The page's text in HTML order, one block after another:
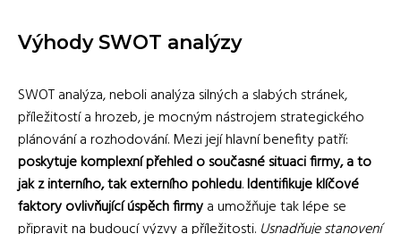
Výhody SWOT analýzy
SWOT analýza, neboli analýza silných a slabých stránek,
příležitostí a hrozeb, je mocným nástrojem strategického
plánování a rozhodování. Mezi její hlavní benefity patří:
poskytuje komplexní přehled o současné situaci firmy, a to
jak z interního, tak externího pohledu.Identifikuje klíčové
faktory ovlivňující úspěch firmya umožňuje tak lépe se
připravit na budoucí výzvy a příležitosti. Usnadňuje stanovení